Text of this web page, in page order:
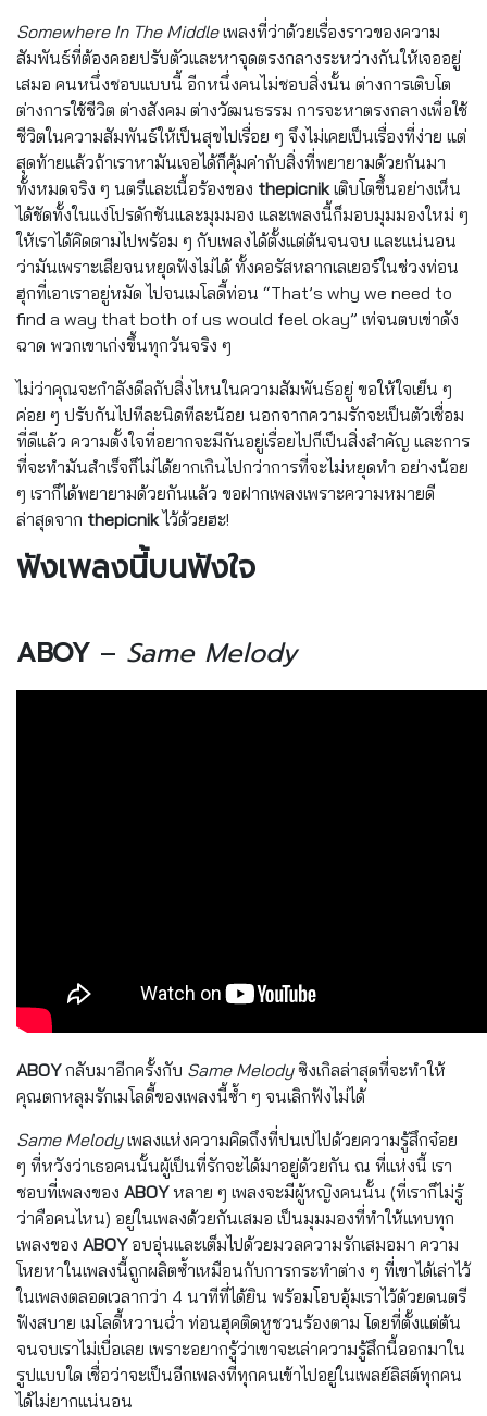
Somewhere In The Middleเพลงที่ว่าด้วยเรื่องราวของความ
สัมพันธ์ที่ต้องคอยปรับตัวและหาจุดตรงกลางระหว่างกันให้เจออยู่
เสมอ คนหนึ่งชอบแบบนี้ อีกหนึ่งคนไม่ชอบสิ่งนั้น ต่างการเติบโต
ต่างการใช้ชีวิต ต่างสังคม ต่างวัฒนธรรม การจะหาตรงกลางเพื่อใช้
ชีวิตในความสัมพันธ์ให้เป็นสุขไปเรื่อย ๆ จึงไม่เคยเป็นเรื่องที่ง่าย แต่
สุดท้ายแล้วถ้าเราหามันเจอได้ก็คุ้มค่ากับสิ่งที่พยายามด้วยกันมา
ทั้งหมดจริง ๆ นตรีและเนื้อร้องของ thepicnikเติบโตขึ้นอย่างเห็น
ได้ชัดทั้งในแง่โปรดักชันและมุมมอง และเพลงนี้ก็มอบมุมมองใหม่ ๆ
ให้เราได้คิดตามไปพร้อม ๆ กับเพลงได้ตั้งแต่ต้นจนจบ และแน่นอน
ว่ามันเพราะเสียจนหยุดฟังไม่ได้ ทั้งคอรัสหลากเลเยอร์ในช่วงท่อน
ฮุกที่เอาเราอยู่หมัด ไปจนเมโลดี้ท่อน “That’s why we need to
find a way that both of us would feel okay” เท่จนตบเข่าดัง
ฉาด พวกเขาเก่งขึ้นทุกวันจริง ๆ
ไม่ว่าคุณจะกำลังดีลกับสิ่งไหนในความสัมพันธ์อยู่ ขอให้ใจเย็น ๆ
ค่อย ๆ ปรับกันไปทีละนิดทีละน้อย นอกจากความรักจะเป็นตัวเชื่อม
ที่ดีแล้ว ความตั้งใจที่อยากจะมีกันอยู่เรื่อยไปก็เป็นสิ่งสำคัญ และการ
ที่จะทำมันสำเร็จก็ไม่ได้ยากเกินไปกว่าการที่จะไม่หยุดทำ อย่างน้อย
ๆ เราก็ได้พยายามด้วยกันแล้ว ขอฝากเพลงเพราะความหมายดี
ล่าสุดจาก thepicnikไว้ด้วยฮะ!
ฟังเพลงนี้บนฟังใจ
ABOY – Same Melody
ABOYกลับมาอีกครั้งกับ Same Melodyซิงเกิลล่าสุดที่จะทำให้
คุณตกหลุมรักเมโลดี้ของเพลงนี้ซ้ำ ๆ จนเลิกฟังไม่ได้
Same Melodyเพลงแห่งความคิดถึงที่ปนเปไปด้วยความรู้สึกจ๋อย
ๆ ที่หวังว่าเธอคนนั้นผู้เป็นที่รักจะได้มาอยู่ด้วยกัน ณ ที่แห่งนี้ เรา
ชอบที่เพลงของ ABOYหลาย ๆ เพลงจะมีผู้หญิงคนนั้น (ที่เราก็ไม่รู้
ว่าคือคนไหน) อยู่ในเพลงด้วยกันเสมอ เป็นมุมมองที่ทำให้แทบทุก
เพลงของ ABOY อบอุ่นและเต็มไปด้วยมวลความรักเสมอมา ความ
โหยหาในเพลงนี้ถูกผลิตซ้ำเหมือนกับการกระทำต่าง ๆ ที่เขาได้เล่าไว้
ในเพลงตลอดเวลากว่า 4 นาทีที่ได้ยิน พร้อมโอบอุ้มเราไว้ด้วยดนตรี
ฟังสบาย เมโลดี้หวานฉ่ำ ท่อนฮุคติดหูชวนร้องตาม โดยที่ตั้งแต่ต้น
จนจบเราไม่เบื่อเลย เพราะอยากรู้ว่าเขาจะเล่าความรู้สึกนี้ออกมาใน
รูปแบบใด เชื่อว่าจะเป็นอีกเพลงที่ทุกคนเข้าไปอยู่ในเพลย์ลิสต์ทุกคน
ได้ไม่ยากแน่นอน